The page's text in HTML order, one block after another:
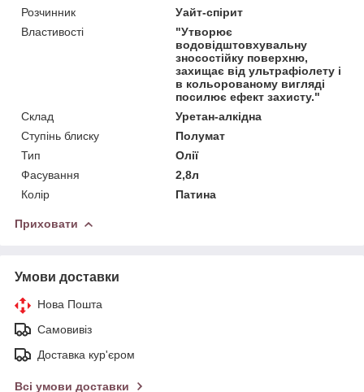
Розчинник
Уайт-спірит
Властивості
"Утворює
водовідштовхувальну
зносостійку поверхню,
захищає від ультрафіолету і
в кольорованому вигляді
посилює ефект захисту."
Склад
Уретан-алкідна
Ступінь блиску
Полумат
Тип
Олії
Фасування
2,8л
Колір
Патина
Приховати
Умови доставки
Нова Пошта
Самовивіз
Доставка кур'єром
Всі умови доставки